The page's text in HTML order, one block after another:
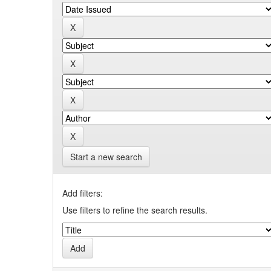
Start a new search
Add filters:
Use filters to refine the search results.